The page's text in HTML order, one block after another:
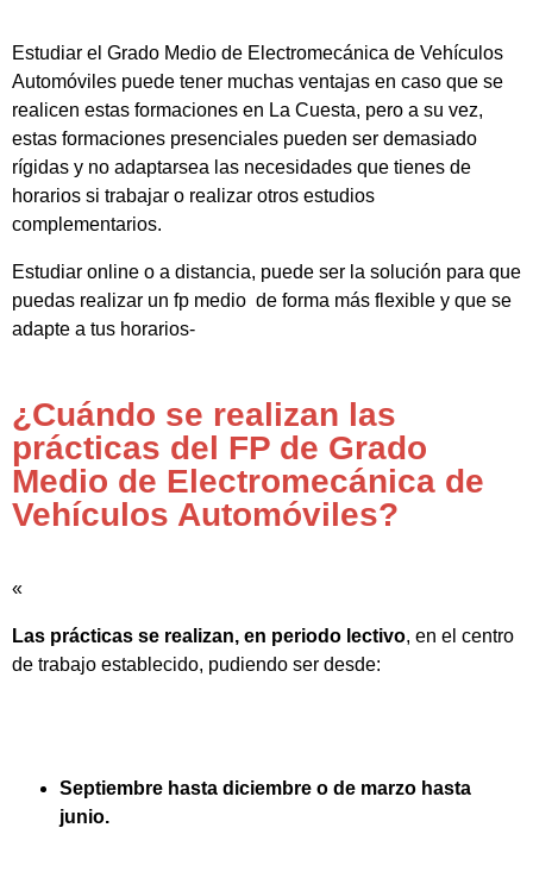
Estudiar el Grado Medio de Electromecánica de Vehículos
Automóviles puede tener muchas ventajas en caso que se
realicen estas formaciones en La Cuesta, pero a su vez,
estas formaciones presenciales pueden ser demasiado
rígidas y no adaptarsea las necesidades que tienes de
horarios si trabajar o realizar otros estudios
complementarios.
Estudiar online o a distancia, puede ser la solución para que
puedas realizar un fp medio de forma más flexible y que se
adapte a tus horarios-
¿Cuándo se realizan las
prácticas del FP de Grado
Medio de Electromecánica de
Vehículos Automóviles?
«
Las prácticas se realizan, en periodo lectivo, en el centro
de trabajo establecido, pudiendo ser desde:
Septiembre hasta diciembre o de marzo hasta
junio.